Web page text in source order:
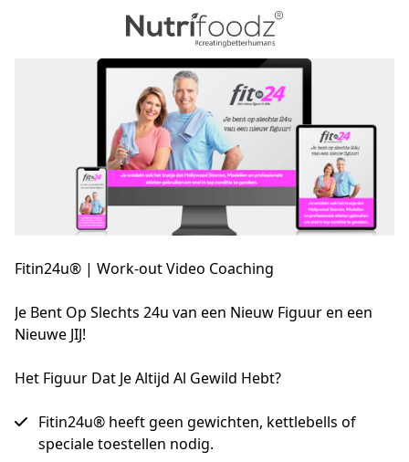
Fitin24u® | Work-out Video Coaching
Je Bent Op Slechts 24u van een Nieuw Figuur en een
Nieuwe JIJ!
Het Figuur Dat Je Altijd Al Gewild Hebt?
Fitin24u® heeft geen gewichten, kettlebells of
speciale toestellen nodig.